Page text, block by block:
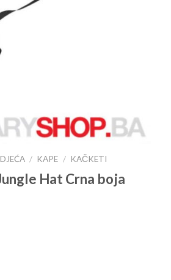
/ KAPE / KAČKETI
Hat Crna boja